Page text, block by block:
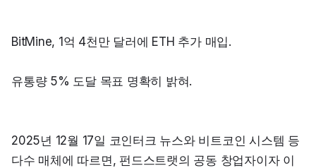
BitMine, 1억 4천만 달러에 ETH 추가 매입.
유통량 5% 도달 목표 명확히 밝혀.
2025년 12월 17일 코인터크 뉴스와 비트코인 시스템 등
다수 매체에 따르면, 펀드스트랫의 공동 창업자이자 이